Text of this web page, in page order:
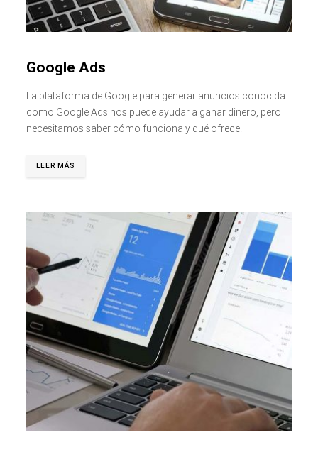
Google Ads
La plataforma de Google para generar anuncios conocida
como Google Ads nos puede ayudar a ganar dinero, pero
necesitamos saber cómo funciona y qué ofrece.
LEER MÁS